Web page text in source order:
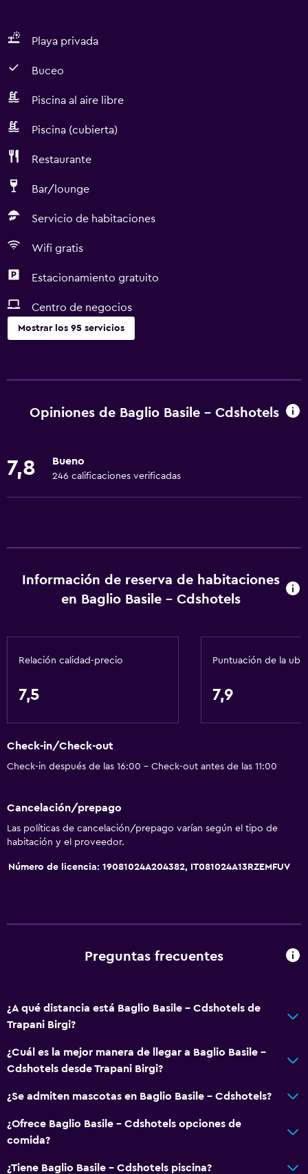
Playa privada
Buceo
Piscina al aire libre
Piscina (cubierta)
Restaurante
Bar/lounge
Servicio de habitaciones
Wifi gratis
Estacionamiento gratuito
Centro de negocios
Mostrar los 95 servicios
Wifi gratis
Extinguidor
Gel de ducha
Aire acondicionado
Almuerzos para llevar
Menús para dietas especiales (bajo petición)
Bar/lounge
Desayuno en la habitación
Centro de negocios
Caja fuerte
Instalaciones para reuniones
Servicio de habitaciones
Mostrador de información turística
Acceso con tarjeta
Masaje de pies
Botella de agua
Recepción 24 horas
Opiniones de Baglio Basile - Cdshotels
7,8 Bueno
246 calificaciones verificadas
Información de reserva de habitaciones
en Baglio Basile - Cdshotels
Relación calidad-precio
7,5
Puntuación de la
7,9
Check-in/Check-out
Check-in después de las 16:00 - Check-out antes de las 11:00
Cancelación/prepago
Las políticas de cancelación/prepago varían según el tipo de
habitación y el proveedor.
Número de licencia: 19081024A204382, IT081024A13RZEMFUV
Preguntas frecuentes
¿A qué distancia está Baglio Basile - Cdshotels de
Trapani Birgi?
¿Cuál es la mejor manera de llegar a Baglio Basile -
Cdshotels desde Trapani Birgi?
¿Se admiten mascotas en Baglio Basile - Cdshotels?
¿Ofrece Baglio Basile - Cdshotels opciones de
comida?
¿Tiene Baglio Basile - Cdshotels piscina?